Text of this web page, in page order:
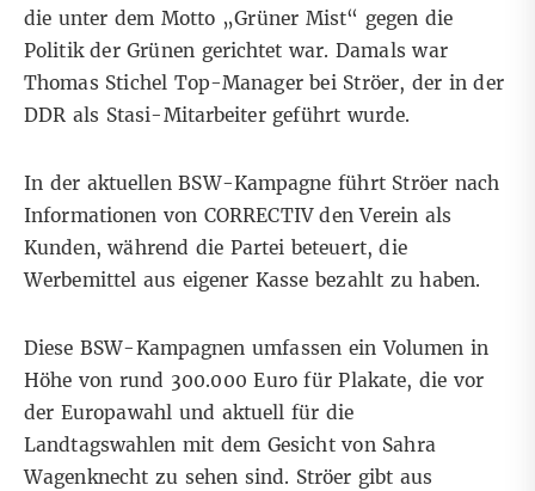
die unter dem Motto „Grüner Mist“ gegen die
Politik der Grünen gerichtet war. Damals war
Thomas Stichel Top-Manager bei Ströer, der in der
DDR als Stasi-Mitarbeitergeführt wurde.
In der aktuellen BSW-Kampagne führt Ströer nach
Informationen von CORRECTIV den Verein als
Kunden, während die Partei beteuert, die
Werbemittel aus eigener Kasse bezahlt zu haben.
Diese BSW-Kampagnen umfassen ein Volumen in
Höhe von rund 300.000 Euro für Plakate, die vor
der Europawahl und aktuell für die
Landtagswahlen mit dem Gesicht von Sahra
Wagenknecht zu sehen sind. Ströer gibt aus